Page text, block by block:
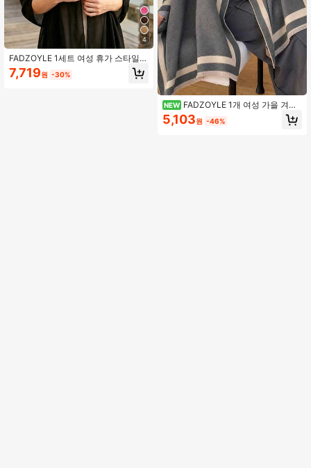
4
FADZOYLE 1세트 여성 휴가 스타일
의상 - 밀짚 햇모자 + 가벼운 쉬폰 가
디건, 여름 필수 패션 여행 의류 액세
7,719원 -30%
NEW FADZOYLE 1개 여성 가을 겨울
양면 컬러블록 패션 다용도 에어컨 숄
아우터웨어 두꺼운 보온 스카프 일상
5,103원 -46%